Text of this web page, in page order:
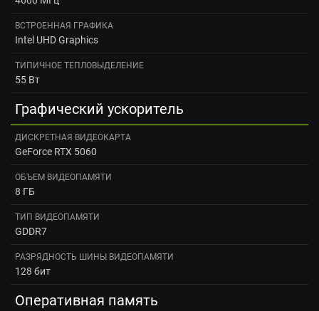
ВСТРОЕННАЯ ГРАФИКА
Intel UHD Graphics
ТИПИЧНОЕ ТЕПЛОВЫДЕЛЕНИЕ
55 Вт
Графический ускоритель
ДИСКРЕТНАЯ ВИДЕОКАРТА
GeForce RTX 5060
ОБЪЕМ ВИДЕОПАМЯТИ
8 ГБ
ТИП ВИДЕОПАМЯТИ
GDDR7
РАЗРЯДНОСТЬ ШИНЫ ВИДЕОПАМЯТИ
128 бит
Оперативная память